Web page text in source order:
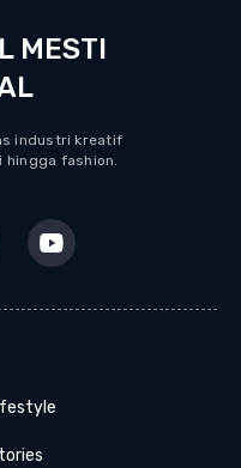
MESTI
industri kreatif
hingga fashion.